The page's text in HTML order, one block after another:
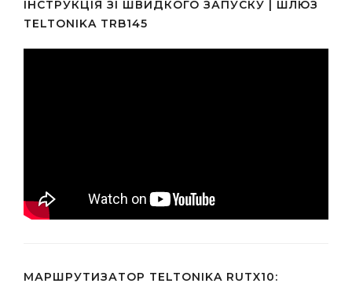
ІНСТРУКЦІЯ ЗІ ШВИДКОГО ЗАПУСКУ | ШЛЮЗ
TELTONIKA TRB145
МАРШРУТИЗАТОР TELTONIKA RUTX10: